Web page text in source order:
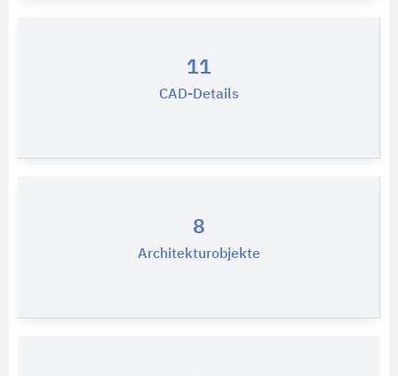
11
CAD-Details
8
Architekturobjekte